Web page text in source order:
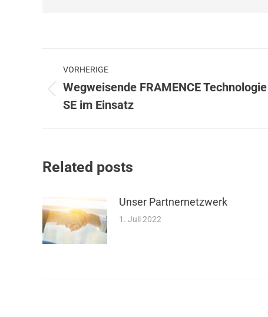
VORHERIGE
Vorheriger
Beitrag:
Wegweisende FRAMENCE
SE im Einsatz
Related posts
Unser Partnernetzwerk
1. Juli 2022